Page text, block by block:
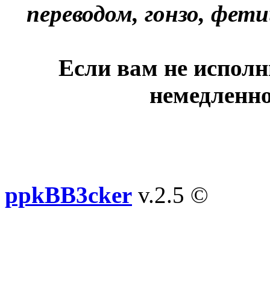
переводом, гонзо,
Если вам не
ppkBB3cker v.2.5 ©